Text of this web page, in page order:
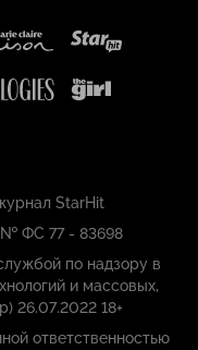
StarHit
№ ФС 77 - 83698
по надзору в
и массовых,
26.07.2022 18+
ответственностью